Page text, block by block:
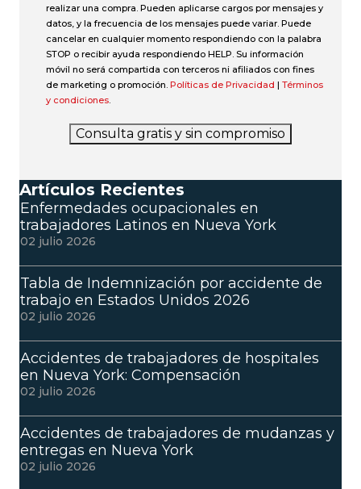
realizar una compra. Pueden aplicarse cargos por mensajes y
datos, y la frecuencia de los mensajes puede variar. Puede
cancelar en cualquier momento respondiendo con la palabra
STOP o recibir ayuda respondiendo HELP. Su información
móvil no será compartida con terceros ni afiliados con fines
de marketing o promoción. Políticas de Privacidad | Términos
y condiciones.
Consulta gratis y sin compromiso
Artículos Recientes
Enfermedades ocupacionales en
trabajadores Latinos en Nueva York
02 julio 2026
Tabla de Indemnización por accidente de
trabajo en Estados Unidos 2026
02 julio 2026
Accidentes de trabajadores de hospitales
en Nueva York: Compensación
02 julio 2026
Accidentes de trabajadores de mudanzas y
entregas en Nueva York
02 julio 2026